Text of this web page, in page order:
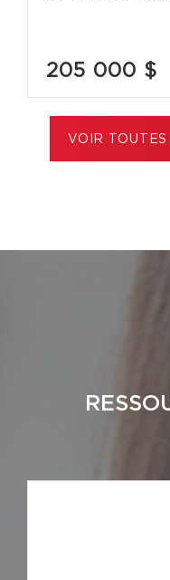
205 000 $
VOIR